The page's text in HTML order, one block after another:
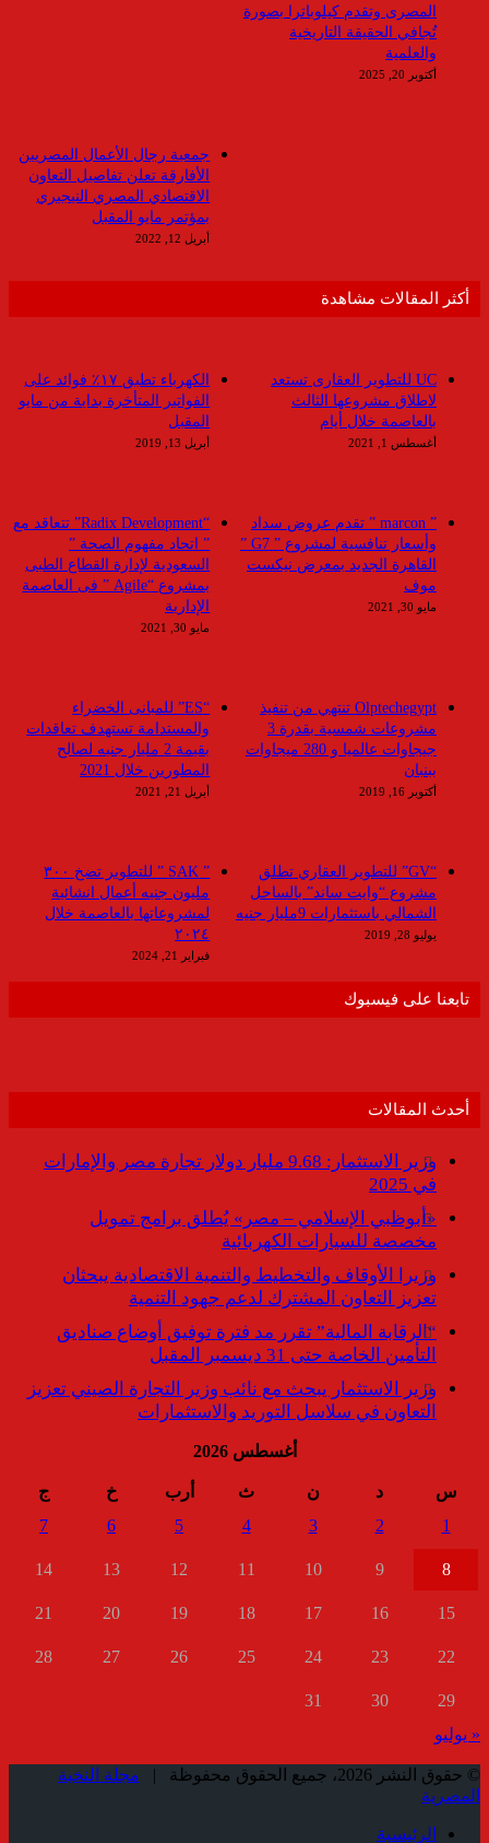
المصرى وتقدم كيلوباترا بصورة
تُجافي الحقيقة التاريخية
والعلمية
أكتوبر 20, 2025
جمعية رجال الأعمال المصريين
الأفارقة تعلن تفاصيل التعاون
الاقتصادي المصري النيجيري
بمؤتمر مايو المقبل
أبريل 12, 2022
أكثر المقالات مشاهدة
الكهرباء تطبق ١٧٪ فوائد على
الفواتير المتأخرة بداية من مايو
المقبل
أبريل 13, 2019
UC للتطوير العقارى تستعد
لاطلاق مشروعها الثالث
بالعاصمة خلال أيام
أغسطس 1, 2021
“Radix Development” تتعاقد مع
” اتحاد مفهوم الصحة ”
السعودية لإدارة القطاع الطبى
بمشروع “Agile ” فى العاصمة
الإدارية
مايو 30, 2021
” marcon ” تقدم عروض سداد
وأسعار تنافسية لمشروع ” G7 ”
القاهرة الجديد بمعرض نيكست
موف
مايو 30, 2021
“ES” للمبانى الخضراء
والمستدامة تستهدف تعاقدات
بقيمة 2 مليار جنيه لصالح
المطورين خلال 2021
أبريل 21, 2021
Olptechegypt تنتهي من تنفيذ
مشروعات شمسية بقدرة 3
جيجاوات عالميا و 280 ميجاوات
ببنبان
أكتوبر 16, 2019
” SAK ” للتطوير تضخ ٣٠٠
مليون جنيه أعمال انشائية
لمشروعاتها بالعاصمة خلال
٢٠٢٤
فبراير 21, 2024
“GV” للتطوير العقاري تطلق
مشروع “وايت ساند” بالساحل
الشمالي باستثمارات 9مليار جنيه
يوليو 28, 2019
تابعنا على فيسبوك
أحدث المقالات
وزير الاستثمار: 9.68 مليار دولار تجارة مصر والإمارات
في 2025
«أبوظبي الإسلامي – مصر» يُطلق برامج تمويل
مخصصة للسيارات الكهربائية
وزيرا الأوقاف والتخطيط والتنمية الاقتصادية يبحثان
تعزيز التعاون المشترك لدعم جهود التنمية
“الرقابة المالية” تقرر مد فترة توفيق أوضاع صناديق
التأمين الخاصة حتى 31 ديسمبر المقبل
وزير الاستثمار يبحث مع نائب وزير التجارة الصيني تعزيز
التعاون في سلاسل التوريد والاستثمارات
أغسطس 2026
س د ن ث أرب خ
ج
1
2
3
4
5
6
7
8
9
10
11
12
13
14
15
16
17
18
19
20
21
22
23
24
25
26
27
28
29
30
31
« يوليو
© حقوق النشر 2026، جميع الحقوق محفوظة |
مجلة النخبة
المصرية
الرئيسية